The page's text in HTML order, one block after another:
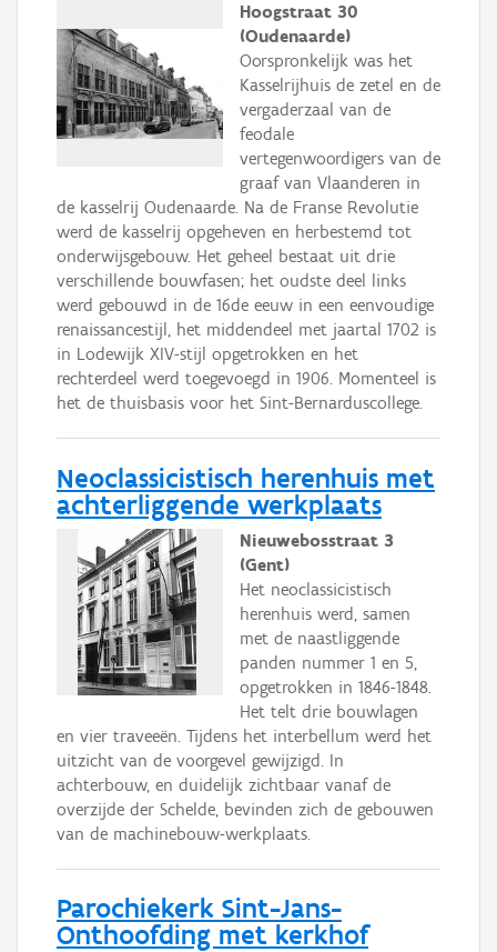
Hoogstraat 30
(Oudenaarde)
Oorspronkelijk was het
Kasselrijhuis de zetel en de
vergaderzaal van de
feodale
vertegenwoordigers van de
graaf van Vlaanderen in
de kasselrij Oudenaarde. Na de Franse Revolutie
werd de kasselrij opgeheven en herbestemd tot
onderwijsgebouw. Het geheel bestaat uit drie
verschillende bouwfasen; het oudste deel links
werd gebouwd in de 16de eeuw in een eenvoudige
renaissancestijl, het middendeel met jaartal 1702 is
in Lodewijk XIV-stijl opgetrokken en het
rechterdeel werd toegevoegd in 1906. Momenteel is
het de thuisbasis voor het Sint-Bernarduscollege.
Neoclassicistisch herenhuis met
achterliggende werkplaats
Nieuwebosstraat 3
(Gent)
Het neoclassicistisch
herenhuis werd, samen
met de naastliggende
panden nummer 1 en 5,
opgetrokken in 1846-1848.
Het telt drie bouwlagen
en vier traveeën. Tijdens het interbellum werd het
uitzicht van de voorgevel gewijzigd. In
achterbouw, en duidelijk zichtbaar vanaf de
overzijde der Schelde, bevinden zich de gebouwen
van de machinebouw-werkplaats.
Parochiekerk Sint-Jans-
Onthoofding met kerkhof